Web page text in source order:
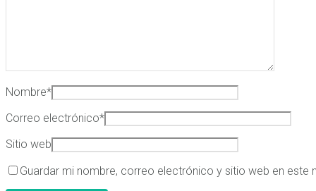
Nombre*
Correo electrónico*
Sitio web
Guardar mi nombre, correo electrónico y sitio web en este